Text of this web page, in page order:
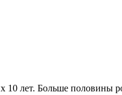
10 лет. Больше половины